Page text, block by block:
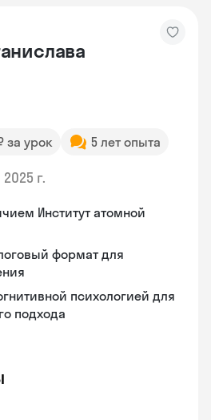
за урок 5 лет опыта
2025 г.
Институт атомной
формат для
психологией для
подхода